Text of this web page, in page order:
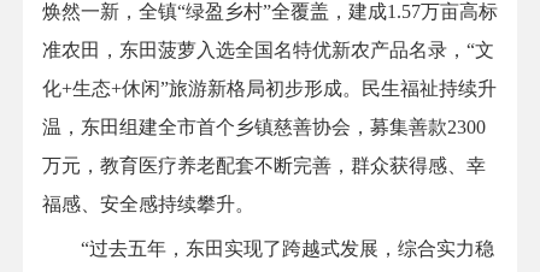
焕然一新，全镇“绿盈乡村”全覆盖，建成1.57万亩高标
准农田，东田菠萝入选全国名特优新农产品名录，“文
化+生态+休闲”旅游新格局初步形成。民生福祉持续升
温，东田组建全市首个乡镇慈善协会，募集善款2300
万元，教育医疗养老配套不断完善，群众获得感、幸
福感、安全感持续攀升。
“过去五年，东田实现了跨越式发展，综合实力稳